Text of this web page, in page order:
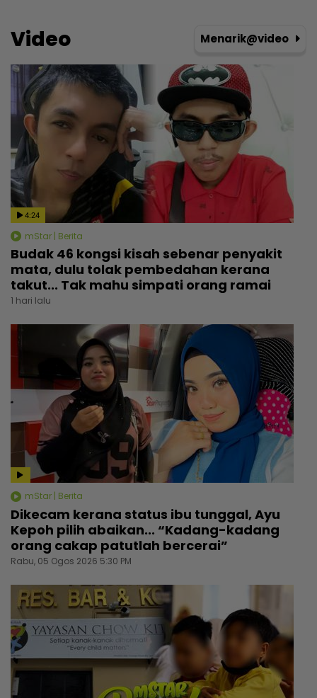
Video Menarik@video
4:24
mStar | Berita
Budak 46 kongsi kisah sebenar penyakit
mata, dulu tolak pembedahan kerana
takut... Tak mahu simpati orang ramai
1 hari lalu
mStar | Berita
Dikecam kerana status ibu tunggal, Ayu
Kepoh pilih abaikan... “Kadang-kadang
orang cakap patutlah bercerai”
Rabu, 05 Ogos 2026 5:30 PM